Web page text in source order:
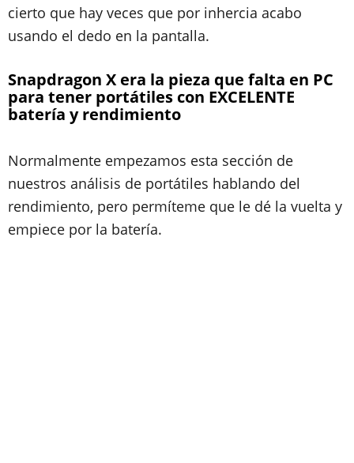
cierto que hay veces que por inhercia acabo
usando el dedo en la pantalla.
Snapdragon X era la pieza que falta en PC
para tener portátiles con EXCELENTE
batería y rendimiento
Normalmente empezamos esta sección de
nuestros análisis de portátiles hablando del
rendimiento, pero permíteme que le dé la vuelta y
empiece por la batería.